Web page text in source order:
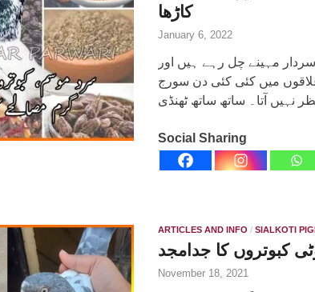
کاڑھا
January 6, 2022
مہینے چل رہے ہیں اور
میں کئی کئی دن سورج
Social Sharing
ARTICLES AND INFO / SIALKOTI
کبوتروں کا جدامجد
November 18, 2021